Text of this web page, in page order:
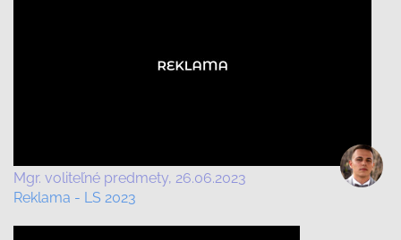
Mgr. voliteľné predmety 26.06.2023
Reklama - LS 2023